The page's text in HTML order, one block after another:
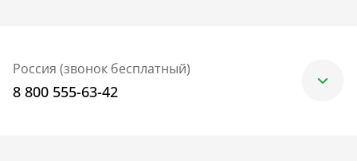
Россия (звонок бесплатный)
8 800 555-63-42